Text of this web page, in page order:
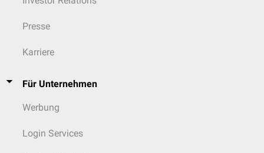
Presse
Karriere
Für Unternehmen
Werbung
Login Services